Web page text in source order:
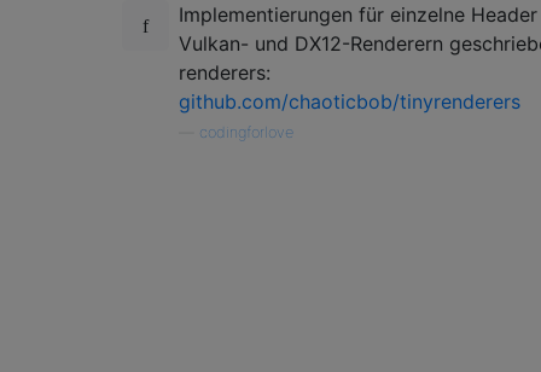
Implementierungen für einzelne
Vulkan- und DX12-Renderern
renderers:
github.com/chaoticbob/tinyrenderers
codingforlove